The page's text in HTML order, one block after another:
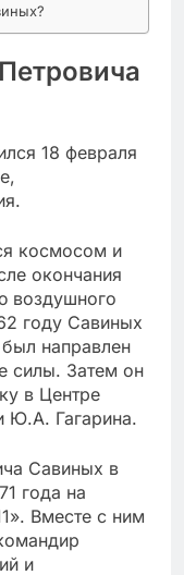
18 февраля
космосом и
окончания
воздушного
году Савиных
направлен
силы. Затем он
в Центре
Ю.А. Гагарина.
Савиных в
года на
Вместе с ним
и